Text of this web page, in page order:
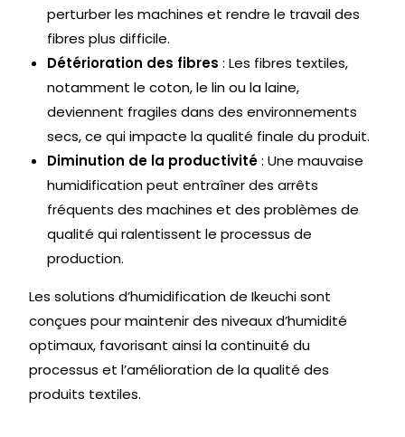
perturber les machines et rendre le travail des
fibres plus difficile.
Détérioration des fibres : Les fibres textiles,
notamment le coton, le lin ou la laine,
deviennent fragiles dans des environnements
secs, ce qui impacte la qualité finale du produit.
Diminution de la productivité: Une mauvaise
humidification peut entraîner des arrêts
fréquents des machines et des problèmes de
qualité qui ralentissent le processus de
production.
Les solutions d’humidification de Ikeuchi sont
conçues pour maintenir des niveaux d’humidité
optimaux, favorisant ainsi la continuité du
processus et l’amélioration de la qualité des
produits textiles.